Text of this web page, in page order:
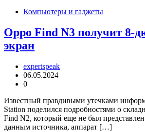
Компьютеры и гаджеты
Oppo Find N3 получит 8-
экран
expertspeak
06.05.2024
0
Известный правдивыми утечками
Station поделился подробностями о
Find N2, который еще не был
данным источника, аппарат […]